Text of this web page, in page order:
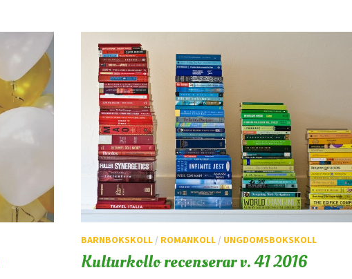
BARNBOKSKOLL/ ROMANKOLL/ UNGDOMSBOKSKOLL
Kulturkollo recenserar v. 41 2016